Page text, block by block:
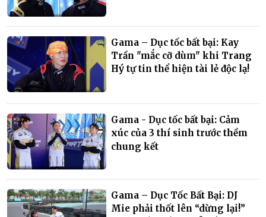
Gama – Dục tốc bất bại: Kay
Trần "mắc cỡ dùm" khi Trang
Hý tự tin thể hiện tài lẻ độc lạ!
Gama - Dục tốc bất bại: Cảm
xúc của 3 thí sinh trước thềm
chung kết
Gama – Dục Tốc Bất Bại: DJ
Mie phải thốt lên “dừng lại!”